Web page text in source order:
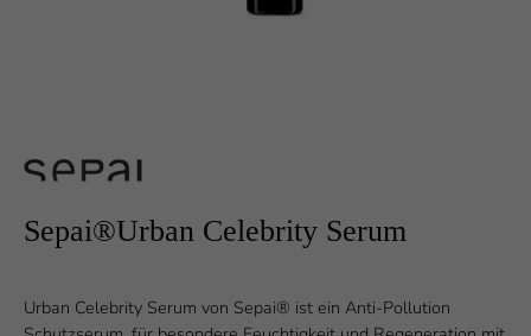
Sepai®Urban Celebrity Serum
Urban Celebrity Serum von Sepai® ist ein Anti-Pollution